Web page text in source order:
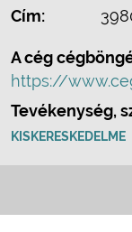
Cím:
A cég
https://
Tevékenység,
KISKERESKEDELME